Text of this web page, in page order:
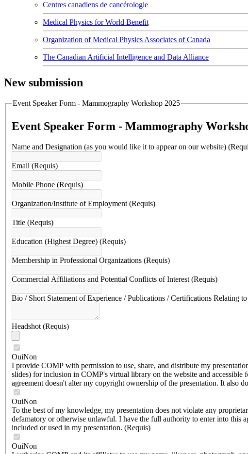
Centres canadiens de cancérologie
Medical Physics for World Benefit
Organization of Medical Physics Associates of Canada
The Canadian Artificial Intelligence and Data Alliance
New submission
Event Speaker Form - Mammography Workshop 2025
Event Speaker Form - Mammography
Name and Designation (as you would like it to appear on our website)
Email (Requis)
Mobile Phone (Requis)
Organization/Institute of Employment (Requis)
Title (Requis)
Education (Highest Degree) (Requis)
Membership in Professional Organizations (Requis)
Commercial Affiliations and Potential Conflicts of Interest (Requis)
Bio / Short Statement of Experience / Publications / Certifications Relating
Headshot (Requis)
OuiNon
I provide COMP with permission to use, share, and distribute my
slides) for inclusion in COMP's virtual library on the website and
agreement doesn't alter my copyright ownership of the presentation. It also
OuiNon
To the best of my knowledge, my presentation does not violate any
defamatory or otherwise unlawful. I have the full authority to enter into this
included or used in my presentation. (Requis)
OuiNon